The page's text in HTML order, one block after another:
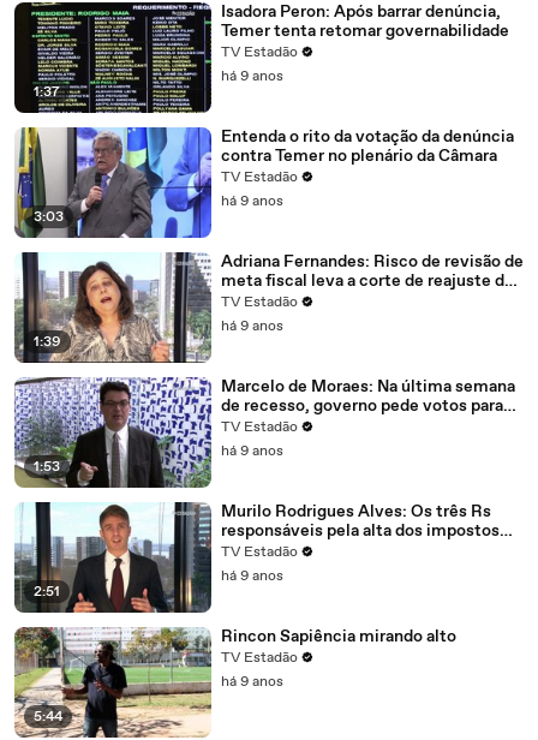
1:37
Isadora Peron: Após barrar denúncia,
Temer tenta retomar governabilidade
TV Estadão
há 9 anos
3:03
Entenda o rito da votação da denúncia
contra Temer no plenário da Câmara
TV Estadão
há 9 anos
1:39
Adriana Fernandes: Risco de revisão de
meta fiscal leva a corte de reajuste de
servidores
TV Estadão
há 9 anos
1:53
Marcelo de Moraes: Na última semana
de recesso, governo pede votos para
derrubar denúncia contra Temer
TV Estadão
há 9 anos
2:51
Murilo Rodrigues Alves: Os três Rs
responsáveis pela alta dos impostos
sobre combustíveis
TV Estadão
há 9 anos
5:44
Rincon Sapiência mirando alto
TV Estadão
há 9 anos